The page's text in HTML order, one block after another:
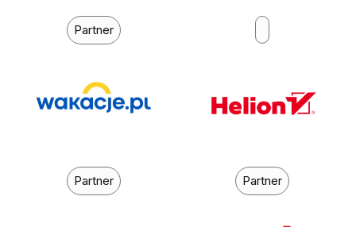
Partner
Partner Partner